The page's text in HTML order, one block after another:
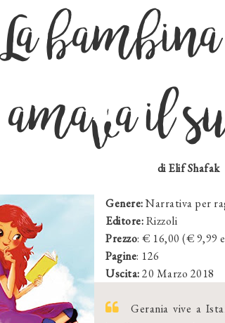
La
amava il
di Elif Shafak
Genere:Narrativa per
Editore:Rizzoli
Prezzo: € 16,00 (€ 9,99
Pagine: 126
Uscita:20 Marzo 2018
Gerania vive a